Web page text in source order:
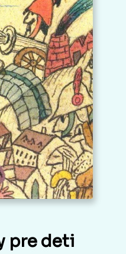
pre deti